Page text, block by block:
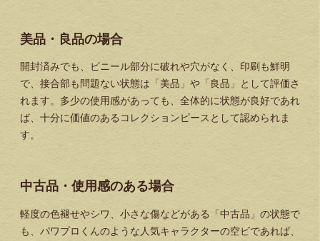
美品・良品の場合
開封済みでも、ビニール部分に破れや穴がなく、印刷も鮮明
で、接合部も問題ない状態は「美品」や「良品」として評価さ
れます。多少の使用感があっても、全体的に状態が良好であれ
ば、十分に価値のあるコレクションピースとして認められま
す。
中古品・使用感のある場合
軽度の色褪せやシワ、小さな傷などがある「中古品」の状態で
も、パワプロくんのような人気キャラクターの空ビであれば、